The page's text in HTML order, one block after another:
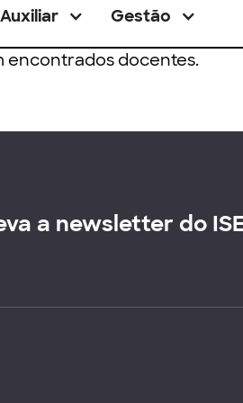
Gestão
encontrados docentes.
a newsletter do